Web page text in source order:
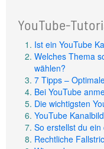
YouTube-
Ist ein YouTube
Welches Thema
wählen?
7 Tipps –
Bei YouTube
Die wichtigsten
YouTube
So erstellst du ein
Rechtliche